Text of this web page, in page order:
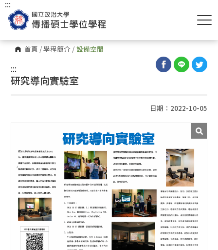
首頁 /學程簡介 / 設備空間
:::
:::
研究導向實驗室
日期：2022-10-05